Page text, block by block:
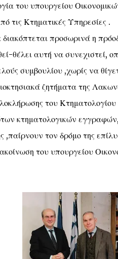
του υπουργείου
Κτηματικές Υπηρεσίες .
διακόπτεται προσωρινά η
θέλει αυτή να συνεχιστεί,
συμβουλίου ,χωρίς να
ζητήματα της
του
κτηματολογικών εγγραφών,
,παίρνουν τον δρόμο της
του υπουργείου